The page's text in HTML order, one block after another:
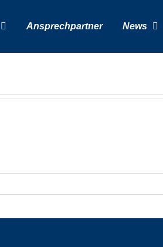
Ansprechpartner News